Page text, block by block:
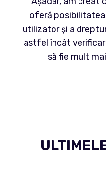
oferă posibilitatea
utilizator și a
astfel încât
să fie mult